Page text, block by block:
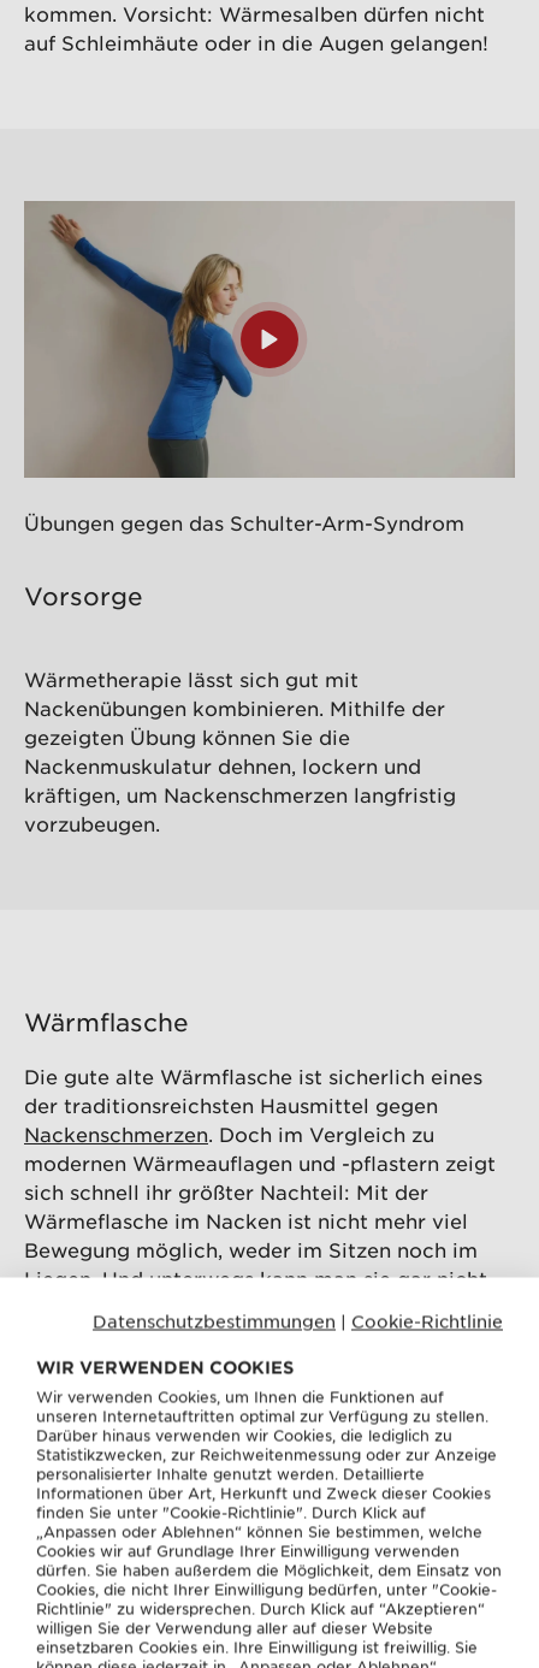
kommen. Vorsicht: Wärmesalben dürfen nicht
auf Schleimhäute oder in die Augen gelangen!
Übungen gegen das Schulter-Arm-Syndrom
Vorsorge
Wärmetherapie lässt sich gut mit
Nackenübungen kombinieren. Mithilfe der
gezeigten Übung können Sie die
Nackenmuskulatur dehnen, lockern und
kräftigen, um Nackenschmerzen langfristig
vorzubeugen.
Wärmflasche
Die gute alte Wärmflasche ist sicherlich eines
der traditionsreichsten Hausmittel gegen
Nackenschmerzen . Doch im Vergleich zu
modernen Wärmeauflagen und -pflastern zeigt
sich schnell ihr größter Nachteil: Mit der
Wärmeflasche im Nacken ist nicht mehr viel
Bewegung möglich, weder im Sitzen noch im
Liegen. Und unterwegs kann man sie gar nicht
Datenschutzbestimmungen | Cookie-Richtlinie
WIR VERWENDEN COOKIES
Wir verwenden Cookies, um Ihnen die Funktionen auf
unseren Internetauftritten optimal zur Verfügung zu stellen.
Darüber hinaus verwenden wir Cookies, die lediglich zu
Statistikzwecken, zur Reichweitenmessung oder zur Anzeige
personalisierter Inhalte genutzt werden. Detaillierte
Informationen über Art, Herkunft und Zweck dieser Cookies
finden Sie unter "Cookie-Richtlinie". Durch Klick auf
„Anpassen oder Ablehnen“ können Sie bestimmen, welche
Cookies wir auf Grundlage Ihrer Einwilligung verwenden
dürfen. Sie haben außerdem die Möglichkeit, dem Einsatz von
Cookies, die nicht Ihrer Einwilligung bedürfen, unter "Cookie-
Richtlinie" zu widersprechen. Durch Klick auf “Akzeptieren“
willigen Sie der Verwendung aller auf dieser Website
einsetzbaren Cookies ein. Ihre Einwilligung ist freiwillig. Sie